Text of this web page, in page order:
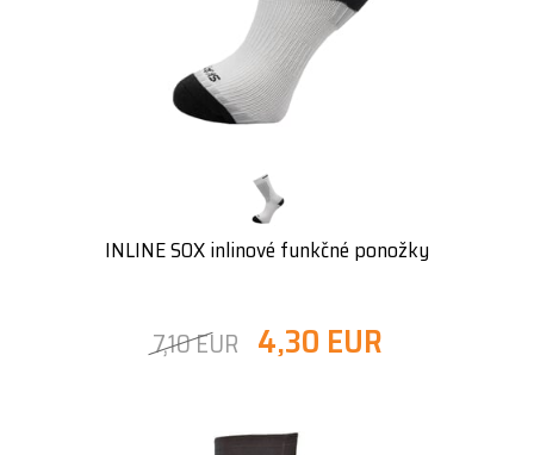
INLINE SOX inlinové funkčné ponožky
7,10 EUR 4,30 EUR